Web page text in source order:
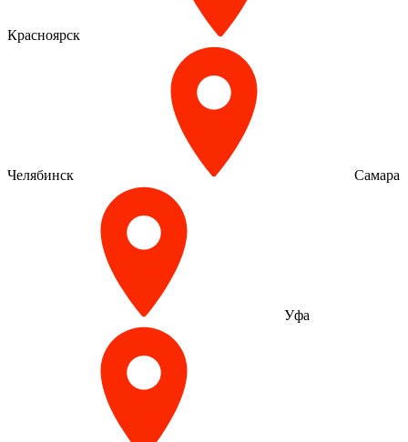
Красноярск
Челябинск Самара
Уфа